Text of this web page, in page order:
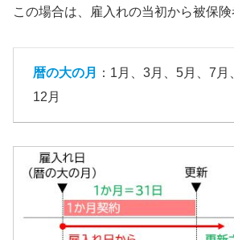
この場合は、雇入れの当初から被保険
暦の大の月
：1月、3月、5月、7月
12月